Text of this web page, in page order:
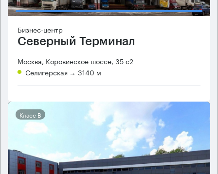
Бизнес-центр
Северный Терминал
Москва, Коровинское шоссе, 35 с2
Селигерская → 3140 м
Класс B